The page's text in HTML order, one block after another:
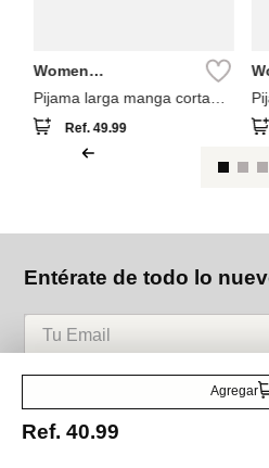
Agregar
Ref. 40.99
Women
Pijama larga manga corta
mickey
Ref.49.99
Entérate de todo lo
Acepto la política de tratamiento de
Acerca de nosotros